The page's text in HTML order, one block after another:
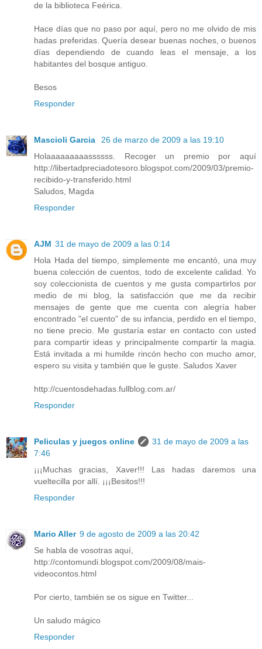
de la biblioteca Feérica.
Hace días que no paso por aquí, pero no me olvido de mis
hadas preferidas. Quería desear buenas noches, o buenos
días dependiendo de cuando leas el mensaje, a los
habitantes del bosque antiguo.
Besos
Responder
Mascioli Garcia
26 de marzo de 2009 a las 19:10
Holaaaaaaaaassssss. Recoger un premio por aquí
http://libertadpreciadotesoro.blogspot.com/2009/03/premio-
recibido-y-transferido.html
Saludos, Magda
Responder
AJM 31 de mayo de 2009 a las 0:14
Hola Hada del tiempo, simplemente me encantó, una muy
buena colección de cuentos, todo de excelente calidad. Yo
soy coleccionista de cuentos y me gusta compartirlos por
medio de mi blog, la satisfacción que me da recibir
mensajes de gente que me cuenta con alegría haber
encontrado "el cuento" de su infancia, perdido en el tiempo,
no tiene precio. Me gustaría estar en contacto con usted
para compartir ideas y principalmente compartir la magia.
Está invitada a mi humilde rincón hecho con mucho amor,
espero su visita y también que le guste. Saludos Xaver
http://cuentosdehadas.fullblog.com.ar/
Responder
Peliculas y juegos online
31 de mayo de 2009 a las
7:46
¡¡¡Muchas gracias, Xaver!!! Las hadas daremos una
vueltecilla por allí. ¡¡¡Besitos!!!
Responder
Mario Aller 9 de agosto de 2009 a las 20:42
Se habla de vosotras aquí,
http://contomundi.blogspot.com/2009/08/mais-
videocontos.html
Por cierto, también se os sigue en Twitter...
Un saludo mágico
Responder